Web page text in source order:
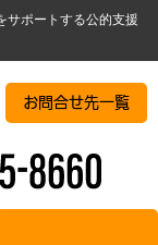
サポートする公的支援
お問合せ先一覧